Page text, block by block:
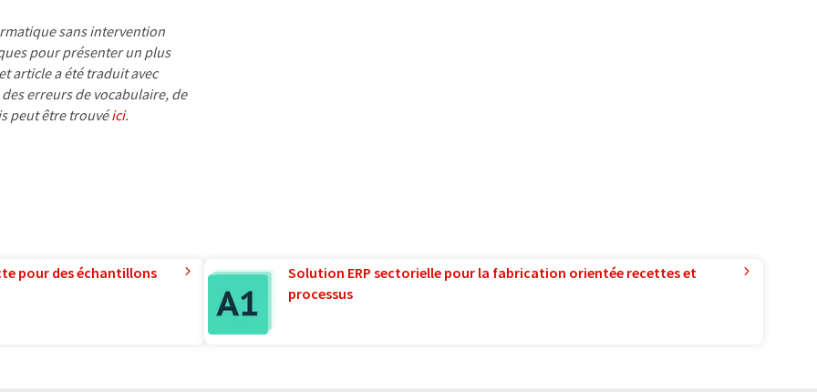
sans intervention
pour présenter un plus
article a été traduit avec
erreurs de vocabulaire, de
peut être trouvéici.
pour des échantillons
Solution ERP sectorielle pour la fabrication orientée recettes et
processus